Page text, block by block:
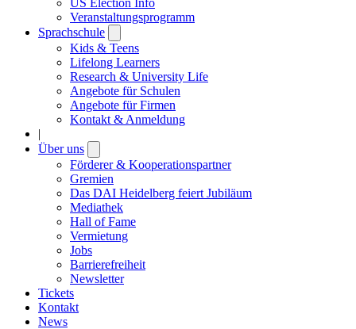
Veranstaltungsprogramm
Sprachschule
submenu
Kids & Teens
Lifelong Learners
Research & University Life
Angebote für Schulen
Angebote für Firmen
Kontakt & Anmeldung
|
Über uns
submenu
Förderer & Kooperationspartner
Gremien
Das DAI Heidelberg feiert Jubiläum
Mediathek
Hall of Fame
Vermietung
Jobs
Barrierefreiheit
Newsletter
Tickets
Kontakt
News